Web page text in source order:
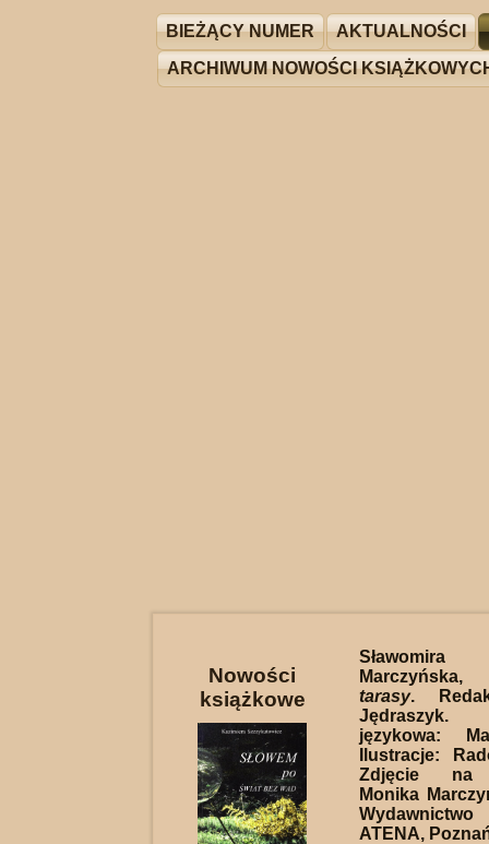
BIEŻĄCY NUMER AKTUALNOŚCI
ARCHIWUM NOWOŚCI
Nowości
książkowe
Sławomira
tarasy.
językowa:
Ilustracje:
Zdjęcie na
Monika
ATENA,